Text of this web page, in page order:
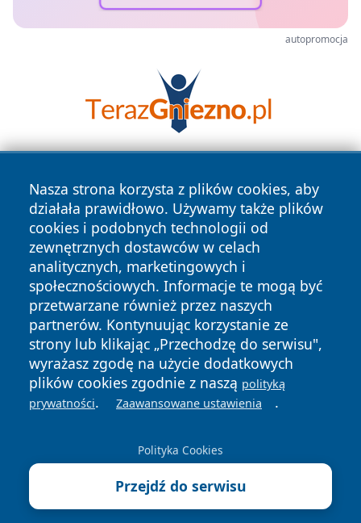
autopromocja
Nasza strona korzysta z plików cookies, aby
działała prawidłowo. Używamy także plików
cookies i podobnych technologii od
zewnętrznych dostawców w celach
analitycznych, marketingowych i
społecznościowych. Informacje te mogą być
przetwarzane również przez naszych
partnerów. Kontynuując korzystanie ze
strony lub klikając „Przechodzę do serwisu",
wyrażasz zgodę na użycie dodatkowych
plików cookies zgodnie z naszą polityką
prywatności. Zaawansowane ustawienia .
Polityka Cookies
Przejdź do serwisu
Copyright © 2026 mojgorzow.pl Wszystkie prawa zastrzeżone.
News Autorzy
Polityka
Prywatności
Polityka
Cookies